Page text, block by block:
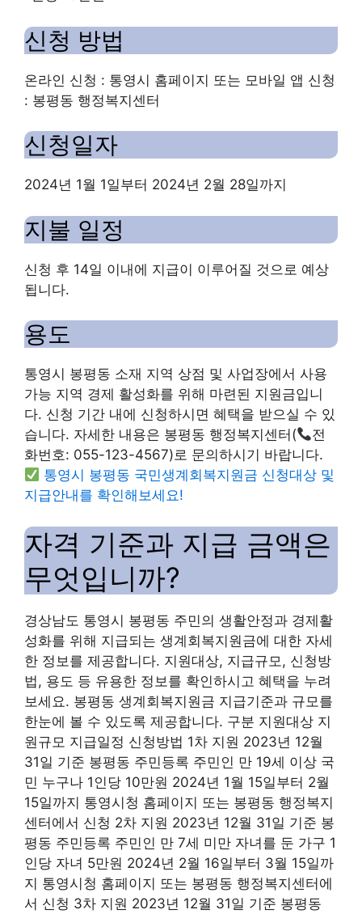
신청 방법
온라인 신청 : 통영시 홈페이지 또는 모바일 앱 신청
: 봉평동 행정복지센터
신청일자
2024년 1월 1일부터 2024년 2월 28일까지
지불 일정
신청 후 14일 이내에 지급이 이루어질 것으로 예상
됩니다.
용도
통영시 봉평동 소재 지역 상점 및 사업장에서 사용
가능 지역 경제 활성화를 위해 마련된 지원금입니
다. 신청 기간 내에 신청하시면 혜택을 받으실 수 있
습니다. 자세한 내용은 봉평동 행정복지센터(
전
화번호: 055-123-4567)로 문의하시기 바랍니다.
통영시 봉평동 국민생계회복지원금 신청대상 및
지급안내를 확인해보세요!
자격 기준과 지급 금액은
무엇입니까?
경상남도 통영시 봉평동 주민의 생활안정과 경제활
성화를 위해 지급되는 생계회복지원금에 대한 자세
한 정보를 제공합니다. 지원대상, 지급규모, 신청방
법, 용도 등 유용한 정보를 확인하시고 혜택을 누려
보세요. 봉평동 생계회복지원금 지급기준과 규모를
한눈에 볼 수 있도록 제공합니다. 구분 지원대상 지
원규모 지급일정 신청방법 1차 지원 2023년 12월
31일 기준 봉평동 주민등록 주민인 만 19세 이상 국
민 누구나 1인당 10만원 2024년 1월 15일부터 2월
15일까지 통영시청 홈페이지 또는 봉평동 행정복지
센터에서 신청 2차 지원 2023년 12월 31일 기준 봉
평동 주민등록 주민인 만 7세 미만 자녀를 둔 가구 1
인당 자녀 5만원 2024년 2월 16일부터 3월 15일까
지 통영시청 홈페이지 또는 봉평동 행정복지센터에
서 신청 3차 지원 2023년 12월 31일 기준 봉평동